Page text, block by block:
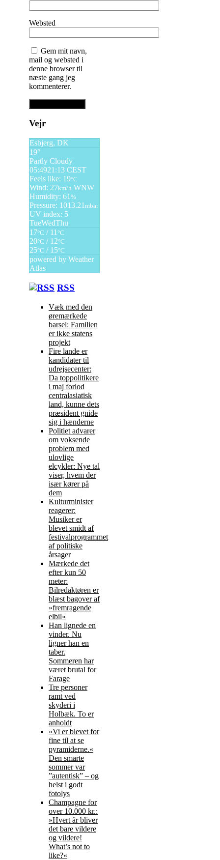
Websted
Gem mit navn,
mail og websted i
denne browser til
næste gang jeg
kommenterer.
Vejr
Esbjerg, DK
19°
Partly Cloudy
05:4921:13 CEST
Feels like: 19°C
Wind: 27km/h WNW
Humidity: 61 %
Pressure: 1013.21 mbar
UV index: 5
TueWedThu
17°C / 11 °C
20°C / 12°C
25°C / 15°C
powered by Weather
Atlas
RSS
Væk med den
øremærkede
barsel: Familien
er ikke statens
projekt
Fire lande er
kandidater til
udrejsecenter:
Da toppolitikere
i maj forlod
centralasiatisk
land, kunne dets
præsident gnide
sig i hænderne
Politiet advarer
om voksende
problem med
ulovlige
elcykler: Nye tal
viser, hvem der
især kører på
dem
Kulturminister
reagerer:
Musiker er
blevet smidt af
festivalprogrammet
af politiske
årsager
Mærkede det
efter kun 50
meter:
Bilredaktøren er
blæst bagover af
»fremragende
elbil«
Han lignede en
vinder. Nu
ligner han en
taber.
Sommeren har
været brutal for
Farage
Tre personer
ramt ved
skyderi i
Holbæk. To er
anholdt
»Vi er blevet for
fine til at se
pyramiderne.«
Den smarte
sommer var
”autentisk” – og
helst i godt
fotolys
Champagne for
over 10.000 kr.:
»Hvert år bliver
det bare vildere
og vildere!
What’s not to
like?«